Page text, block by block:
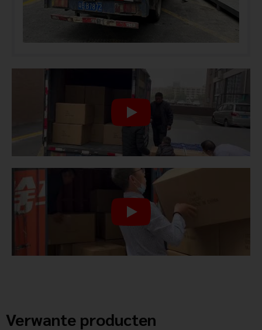
Verwante producten